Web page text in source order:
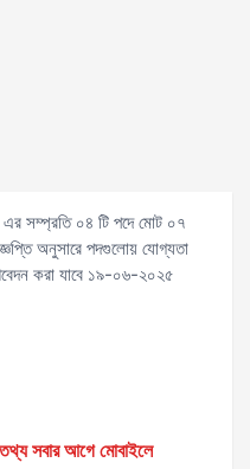
সম্প্রতি ০৪ টি পদে মোট ০৭
অনুসারে পদগুলোয় যোগ্যতা
করা যাবে ১৯-০৬-২০২৫
সবার আগে মোবাইলে